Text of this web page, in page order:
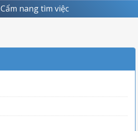
Cẩm nang tìm việc